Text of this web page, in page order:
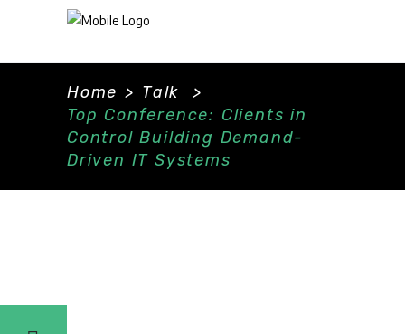
Home > Talk
>
Top Conference: Clients in
Control Building Demand-
Driven IT Systems